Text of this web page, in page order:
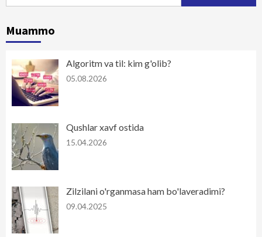
Muammo
Algoritm va til: kim g'olib?
05.08.2026
Qushlar xavf ostida
15.04.2026
Zilzilani o'rganmasa ham bo'laveradimi?
09.04.2025